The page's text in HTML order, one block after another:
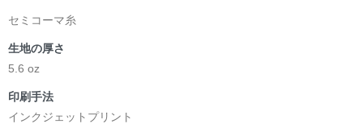
セミコーマ糸
生地の厚さ
5.6 oz
印刷手法
インクジェットプリント